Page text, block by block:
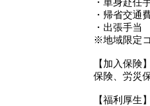
・帰省交通
・出張手当
※地域限定
【加入保険
保険、労災
【福利厚生】